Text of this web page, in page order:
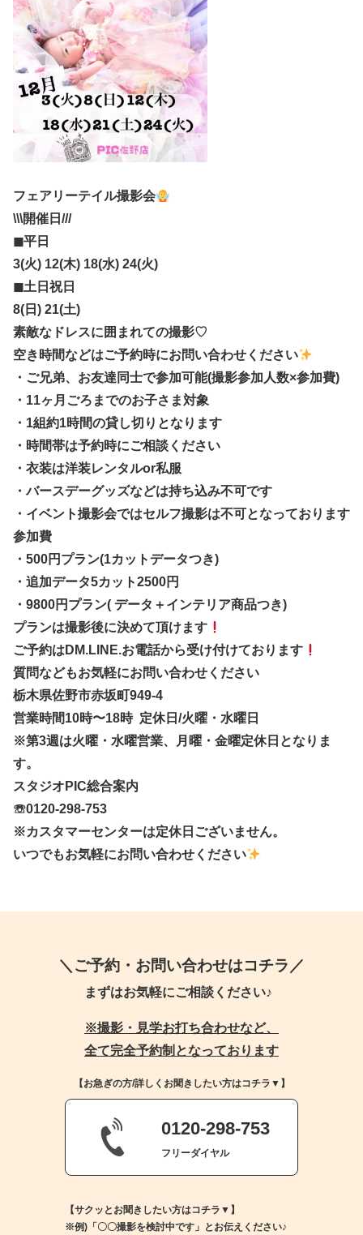
フェアリーテイル撮影会
\\\開催日///
◼︎平日
3(火) 12(木) 18(水) 24(火)
◼︎土日祝日
8(日) 21(土)
素敵なドレスに囲まれての撮影♡
空き時間などはご予約時にお問い合わせください
・ご兄弟、お友達同士で参加可能(撮影参加人数×参加費)
・11ヶ月ごろまでのお子さま対象
・1組約1時間の貸し切りとなります
・時間帯は予約時にご相談ください
・衣装は洋装レンタルor私服
・バースデーグッズなどは持ち込み不可です
・イベント撮影会ではセルフ撮影は不可となっております
参加費
・500円プラン(1カットデータつき)
・追加データ5カット2500円
・9800円プラン( データ＋インテリア商品つき)
プランは撮影後に決めて頂けます
ご予約はDM.LINE.お電話から受け付けております
質問などもお気軽にお問い合わせください
栃木県佐野市赤坂町949-4
営業時間10時〜18時 定休日/火曜・水曜日
※第3週は火曜・水曜営業、月曜・金曜定休日となりま
す。
スタジオPIC総合案内
☏︎0120-298-753
※カスタマーセンターは定休日ございません。
いつでもお気軽にお問い合わせください
＼ご予約・お問い合わせはコチラ／
まずはお気軽にご相談ください♪
※撮影・見学お打ち合わせなど、
全て完全予約制となっております
【お急ぎの方/詳しくお聞きしたい方はコチラ▼】
0120-298-753
フリーダイヤル
【サクッとお聞きしたい方はコチラ▼】
※例)「〇〇撮影を検討中です」とお伝えください♪